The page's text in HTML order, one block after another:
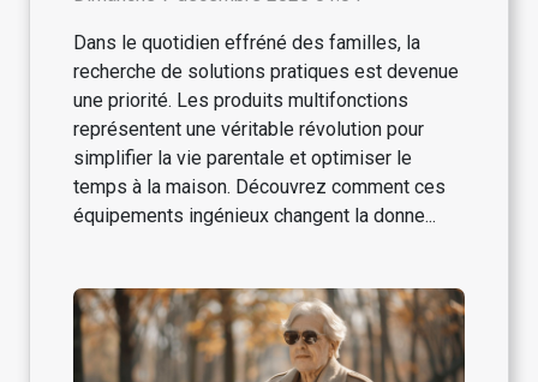
Dans le quotidien effréné des familles, la
recherche de solutions pratiques est devenue
une priorité. Les produits multifonctions
représentent une véritable révolution pour
simplifier la vie parentale et optimiser le
temps à la maison. Découvrez comment ces
équipements ingénieux changent la donne...